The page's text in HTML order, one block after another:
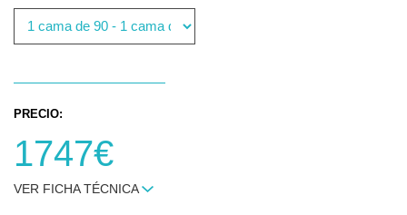
PRECIO:
1747€
VER FICHA TÉCNICA